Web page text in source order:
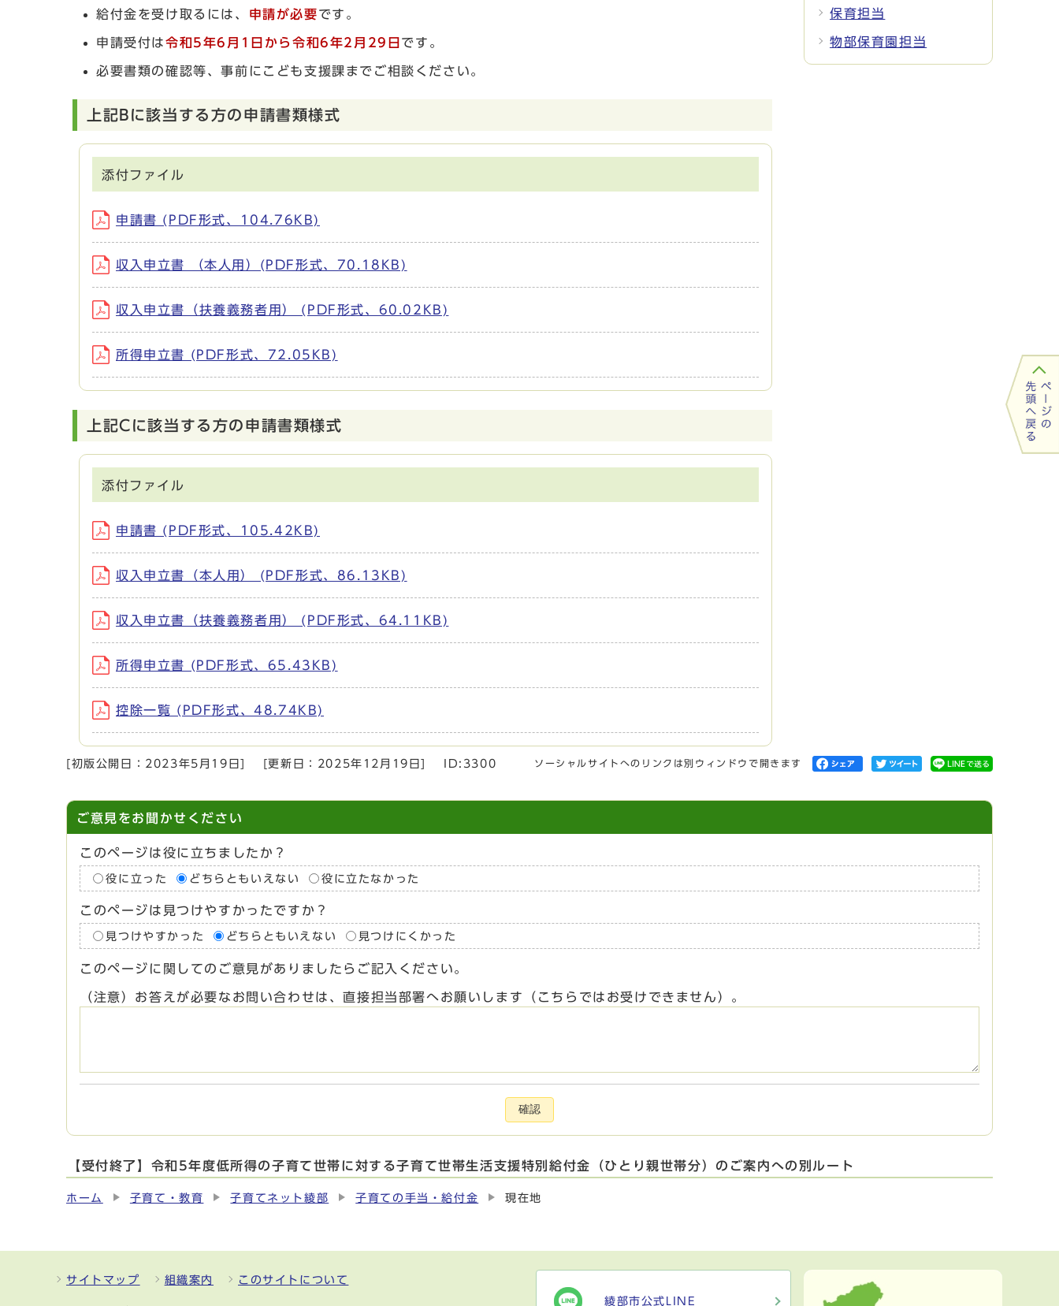
給付金を受け取るには、 申請が必要です。
申請受付は令和5年6月1日から 令和6年2月29日 です。
必要書類の確認等、事前にこども支援課までご相談ください。
上記Bに該当する方の申請書類様式
添付ファイル
申請書 (PDF形式、104.76KB)
収入申立書 （本人用）(PDF形式、70.18KB)
収入申立書（扶養義務者用） (PDF形式、60.02KB)
所得申立書 (PDF形式、72.05KB)
上記Cに該当する方の申請書類様式
添付ファイル
申請書 (PDF形式、105.42KB)
収入申立書（本人用） (PDF形式、86.13KB)
収入申立書（扶養義務者用） (PDF形式、64.11KB)
所得申立書 (PDF形式、65.43KB)
控除一覧 (PDF形式、48.74KB)
保育担当
物部保育園担当
[初版公開日： 2023年5月19日 [更新日： 2025年12月19日 ID:3300 ソーシャルサイトへのリンクは別ウィンドウで開きます
ご意見をお聞かせください
このページは役に立ちましたか？
役に立った どちらともいえない 役に立たなかった
このページは見つけやすかったですか？
見つけやすかった どちらともいえない 見つけにくかった
このページに関してのご意見がありましたらご記入ください。
（注意）お答えが必要なお問い合わせは、直接担当部署へお願いします（こちらではお受けできません）。
確認
【受付終了】令和5年度低所得の子育て世帯に対する子育て世帯生活支援特別給付金（ひとり親世帯分）のご案内への別ルート
ホーム 子育て・教育 子育てネット綾部 子育ての手当・給付金 現在地
サイトマップ 組織案内 このサイトについて
綾部市公式LINE